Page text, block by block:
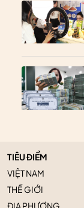
TIÊU ĐIỂM
VIỆT NAM
THẾ GIỚI
ĐỊA PHƯƠNG